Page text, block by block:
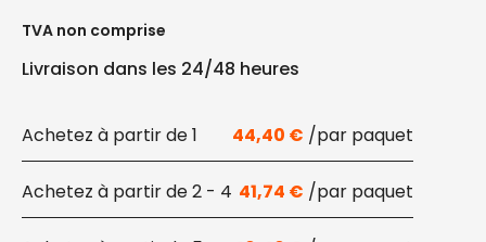
TVA non comprise
Livraison dans les 24/48 heures
1 44,40 €
2 - 4 41,74 €